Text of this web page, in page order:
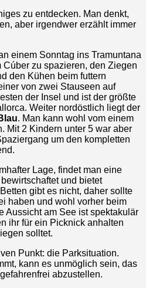
zu entdecken. Man denkt,
aber irgendwer erzählt immer
einem Sonntag ins Tramuntana
Cúber zu spazieren, den Ziegen
den Kühen beim futtern
von zwei Stauseen auf
der Insel und ist der größte
Weiter nordöstlich liegt der
. Man kann wohl vom einem
Mit 2 Kindern unter 5 war aber
um den kompletten
Lage, findet man eine
und bietet
gibt es nicht, daher sollte
haben und wohl vorher beim
Aussicht am See ist spektakulär
ihr für ein Picknick anhalten
solltet.
Punkt: die Parksituation.
kann es unmöglich sein, das
abzustellen.